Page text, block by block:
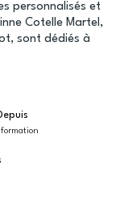
personnalisés et
Cotelle Martel,
sont dédiés à